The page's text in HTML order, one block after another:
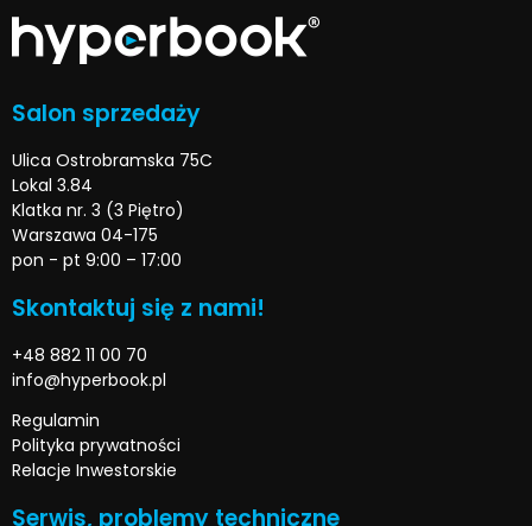
Salon sprzedaży
Ulica Ostrobramska 75C
Lokal 3.84
Klatka nr. 3 (3 Piętro)
Warszawa 04-175
pon - pt 9:00 – 17:00
Skontaktuj się z nami!
+48 882 11 00 70
info@hyperbook.pl
Regulamin
Polityka prywatności
Relacje Inwestorskie
Serwis, problemy techniczne